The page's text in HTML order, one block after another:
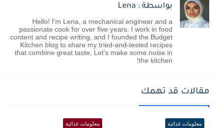
بواسطة : Lena
Hello! I'm Lena, a mechanical engineer and a
passionate cook for over five years. I work in food
content and recipe writing, and I founded the Budget
Kitchen blog to share my tried-and-tested recipes
that combine great taste, Let's make some noise in
the kitchen!
مقالات قد تهمك
معلومات غذائية معلومات غذائية